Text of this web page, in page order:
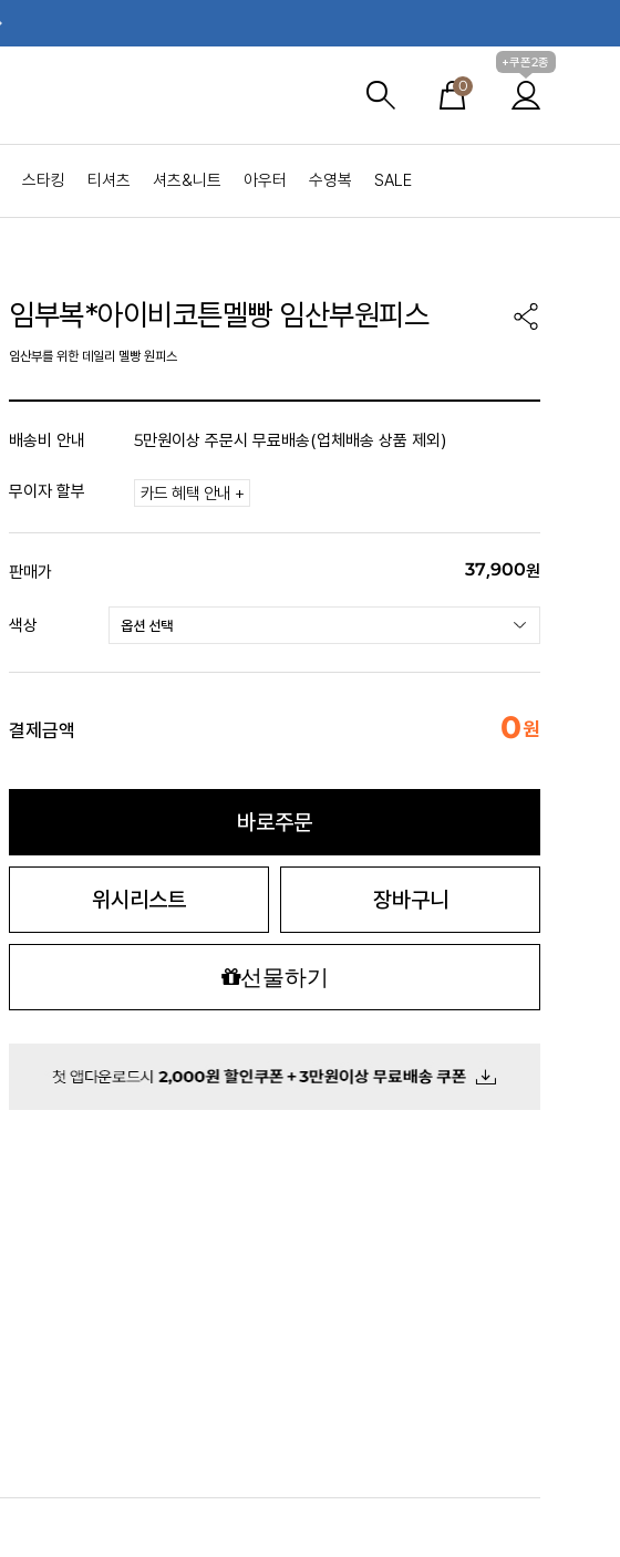
0
+쿠폰2종
스타킹 티셔츠 셔츠&니트 아우터 수영복 SALE
임부복*아이비코튼멜빵 임산부원피스
임산부를 위한 데일리 멜빵 원피스
배송비 안내 5만원이상 주문시 무료배송(업체배송 상품 제외)
무이자 할부 카드 혜택 안내 +
판매가 37,900원
색상
결제금액 0원
바로주문
위시리스트 장바구니
선물하기